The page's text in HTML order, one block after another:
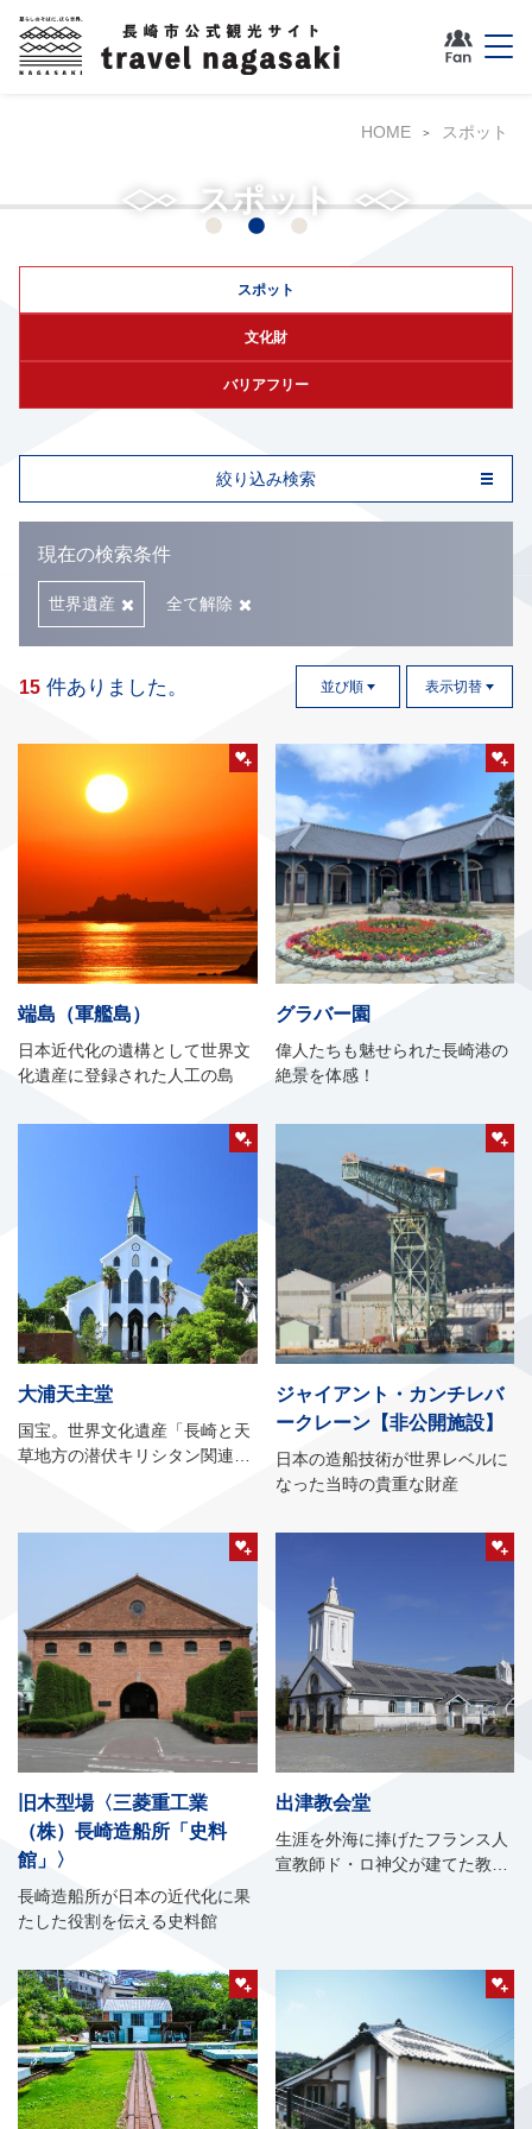
HOME スポット
スポット
スポット
文化財
バリアフリー
絞り込み検索
現在の検索条件
世界遺産 全て解除
15 件ありました。 並び順 表示切替
端島（軍艦島）
日本近代化の遺構として世界文
化遺産に登録された人工の島
グラバー園
偉人たちも魅せられた長崎港の
絶景を体感！
大浦天主堂
国宝。世界文化遺産「長崎と天
草地方の潜伏キリシタン関連遺
ジャイアント・カンチレバ
ークレーン【非公開施設】
日本の造船技術が世界レベルに
なった当時の貴重な財産
旧木型場〈三菱重工業
（株）長崎造船所「史料
館」〉
長崎造船所が日本の近代化に果
たした役割を伝える史料館
出津教会堂
生涯を外海に捧げたフランス人
宣教師ド・ロ神父が建てた教会